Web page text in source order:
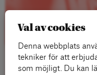
Val av cookies
Denna webbplats
tekniker för att
som möjligt. Du kan